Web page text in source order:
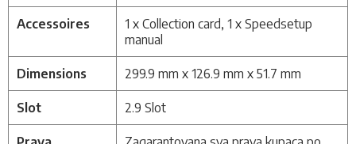
Accessoires 1 x Collection card, 1 x Speedsetup
manual
Dimensions 299.9 mm x 126.9 mm x 51.7 mm
Slot 2.9 Slot